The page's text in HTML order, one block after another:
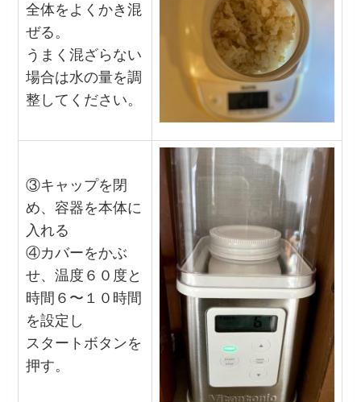
全体をよくかき混
ぜる。
うまく混ざらない
場合は水の量を調
整してください。
③キャップを閉
め、容器を本体に
入れる
④カバーをかぶ
せ、温度６０度と
時間６〜１０時間
を設定し
スタートボタンを
押す。